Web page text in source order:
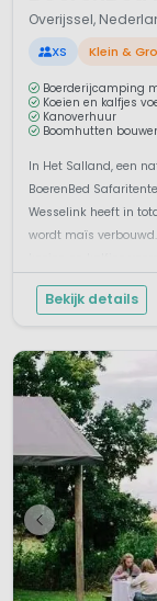
Overijssel,
XS Klein &
Boerderijcamping
Koeien en kalfjes
Kanoverhuur
Boomhutten
In Het Salland, een
BoerenBed
Wesselink heeft in
wordt maïs
Bekijk details